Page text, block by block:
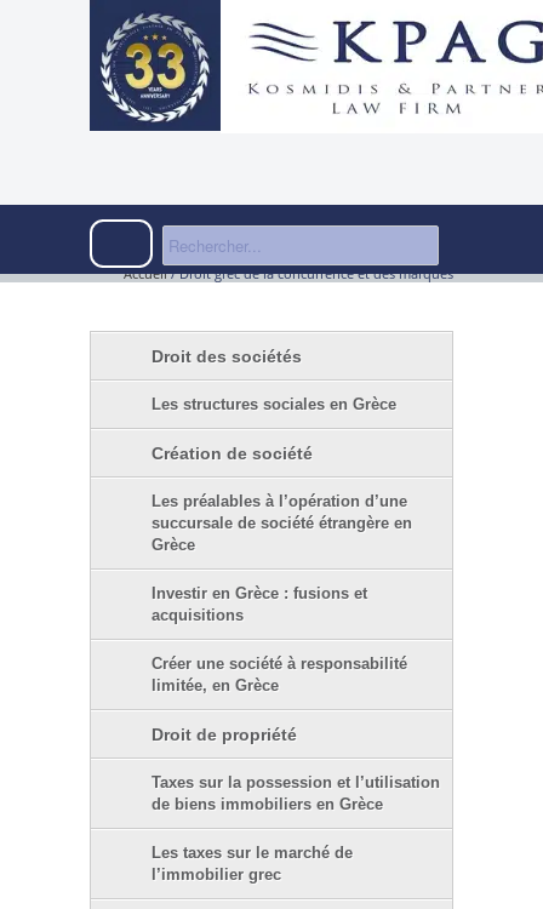
Accueil/Droit grec de la concurrence et des marques
Droit des sociétés
Les structures sociales en Grèce
Création de société
Les préalables à l’opération d’une
succursale de société étrangère en
Grèce
Investir en Grèce : fusions et
acquisitions
Créer une société à responsabilité
limitée, en Grèce
Droit de propriété
Taxes sur la possession et l’utilisation
de biens immobiliers en Grèce
Les taxes sur le marché de
l’immobilier grec